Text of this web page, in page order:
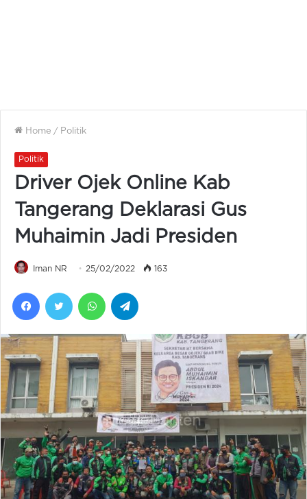
Home / Politik
Politik
Driver Ojek Online Kab
Tangerang Deklarasi Gus
Muhaimin Jadi Presiden
Iman NR 25/02/2022 163
FacebookTwitter WhatsApp